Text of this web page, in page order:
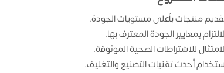
منتجات بأعلى مستويات الجودة.
بمعايير الجودة المعترف بها.
للاشتراطات الصحية الموثوقة.
أحدث تقنيات التصنيع والتغليف.